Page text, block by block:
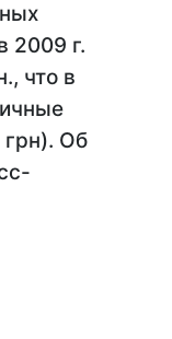
2009 г.
что в
грн). Об